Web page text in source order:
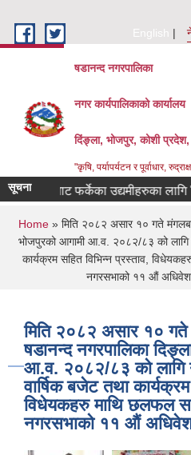
English
षडानन्द नगरपालिका
नगर कार्यपालिकाको कार्यालय
दिंङ्ला, भोजपुर, कोशी
"कृषि, पर्यापर्यटन र पूर्वाधार,
सूचना
कोरियाबाट फर्केका उद्यमीहरुका लागि
You are here
Home » मिति २०८२ असार १० गते
भोजपुरको आगामी आ.व. २०८२/८३ को लागि
कार्यक्रम सहित विभिन्न प्रस्ताव,
नगरसभाको ११ औं
मिति २०८२ असार १० गते
षडानन्द नगरपालिका
आ.व. २०८२/८३ को लागि
वार्षिक बजेट तथा
विधेयकहरु माथि छलफल
नगरसभाको ११ औं